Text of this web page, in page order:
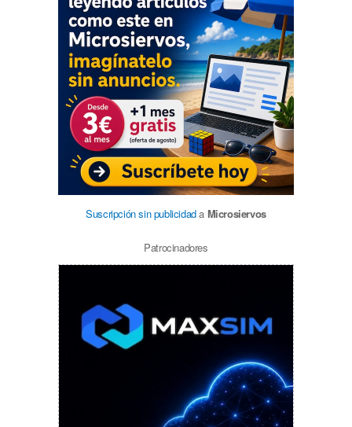
Suscripción sin publicidada Microsiervos
Patrocinadores